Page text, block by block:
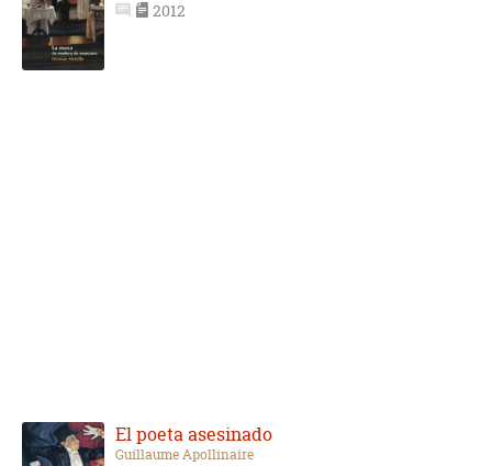
2012
El poeta asesinado
Guillaume Apollinaire